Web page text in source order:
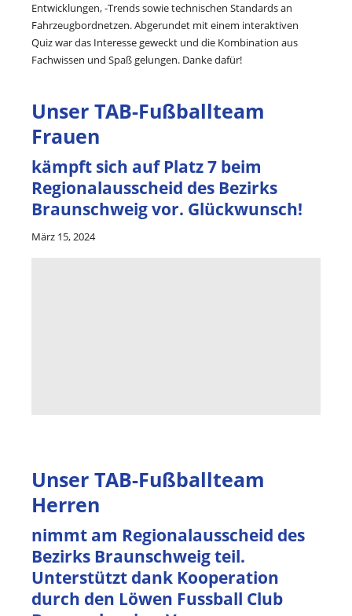
Entwicklungen, -Trends sowie technischen Standards an
Fahrzeugbordnetzen. Abgerundet mit einem interaktiven
Quiz war das Interesse geweckt und die Kombination aus
Fachwissen und Spaß gelungen. Danke dafür!
Unser TAB-Fußballteam
Frauen
kämpft sich auf Platz 7 beim
Regionalausscheid des Bezirks
Braunschweig vor. Glückwunsch!
März 15, 2024
Unser TAB-Fußballteam
Herren
nimmt am Regionalausscheid des
Bezirks Braunschweig teil.
Unterstützt dank Kooperation
durch den Löwen Fussball Club